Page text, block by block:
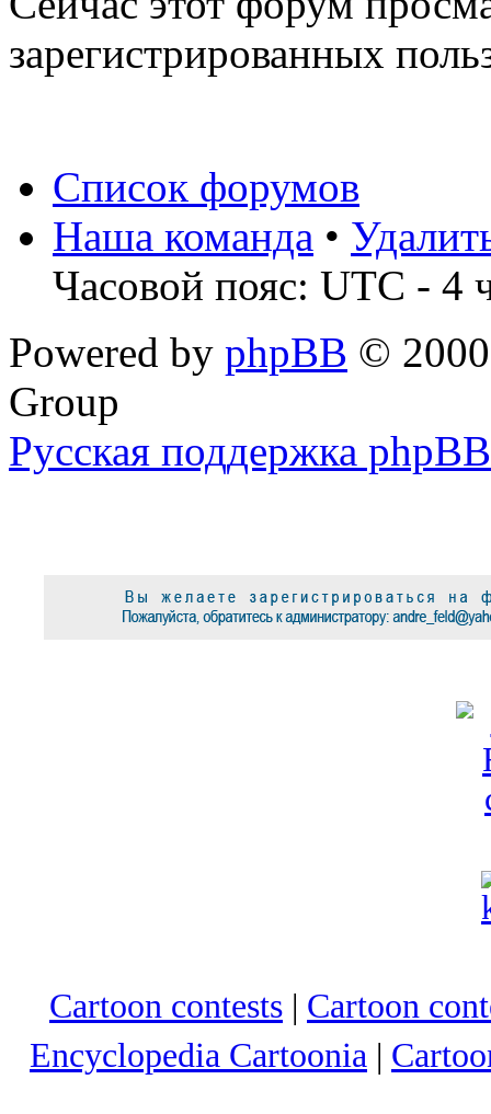
зарегистрированных
Список форумов
Наша команда •
Часовой пояс: UTC - 4
Powered by phpBB ©
Group
Русская поддержка phpBB
Cartoon contests | Cartoon
Encyclopedia Cartoonia |